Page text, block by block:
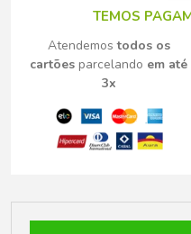
TEMOS
Atendemostodos os
cartões parcelando em até
3x